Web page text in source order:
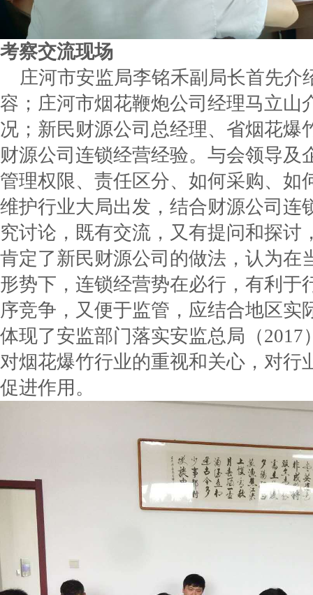
考察交流现场
庄河市安监局李铭禾副局长首先介
容；庄河市烟花鞭炮公司经理马立山
况；新民财源公司总经理、省烟花爆
财源公司连锁经营经验。与会领导及
管理权限、责任区分、如何采购、如
维护行业大局出发，结合财源公司连
究讨论，既有交流，又有提问和探讨
肯定了新民财源公司的做法，认为在
形势下，连锁经营势在必行，有利于
序竞争，又便于监管，应结合地区实
体现了安监部门落实安监总局（2017
对烟花爆竹行业的重视和关心，对行
促进作用。